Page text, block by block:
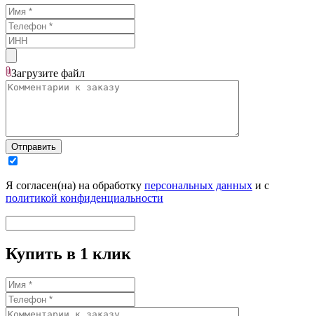
Загрузите файл
Отправить
Я согласен(на) на обработку персональных данных и с
политикой конфиденциальности
Купить в 1 клик